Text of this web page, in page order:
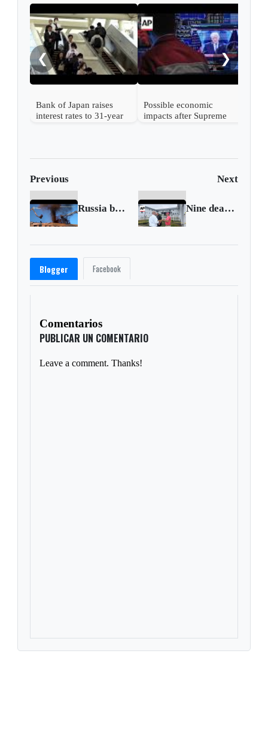
❮
Bank of Japan raises
interest rates to 31-year
Possible economic
impacts after Supreme
❯
Previous Next
Russia barrages Ukraine's west with missiles and drones Nine deaths in fire at Massachusetts assisted living facility
Blogger Facebook
Comentarios
PUBLICAR UN COMENTARIO
Leave a comment. Thanks!